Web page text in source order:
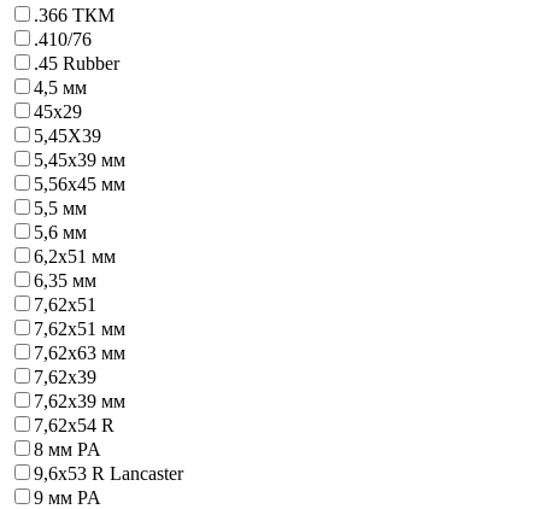
.366 ТКМ
.410/76
.45 Rubber
4,5 мм
45х29
5,45Х39
5,45х39 мм
5,56х45 мм
5,5 мм
5,6 мм
6,2x51 мм
6,35 мм
7,62x51
7,62x51 мм
7,62x63 мм
7,62х39
7,62х39 мм
7,62х54 R
8 мм PA
9,6х53 R Lancaster
9 мм PA